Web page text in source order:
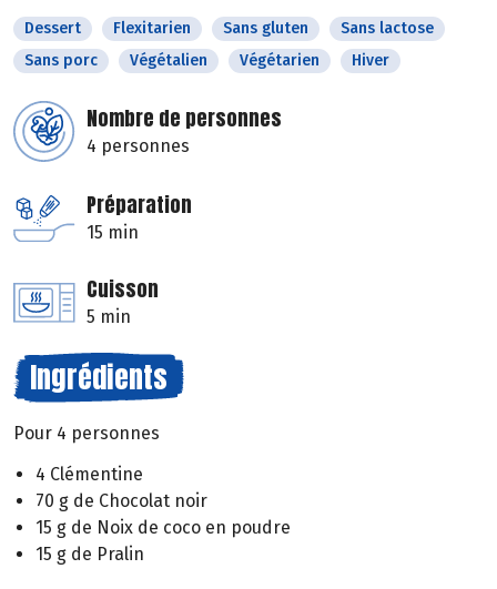
Dessert Flexitarien Sans gluten
Sans lactose
Sans porc
Végétalien Végétarien Hiver
Nombre de personnes
4 personnes
Préparation
15 min
Cuisson
5 min
Ingrédients
Pour 4 personnes
4 Clémentine
70 g de Chocolat noir
15 g de Noix de coco en poudre
15 g de Pralin